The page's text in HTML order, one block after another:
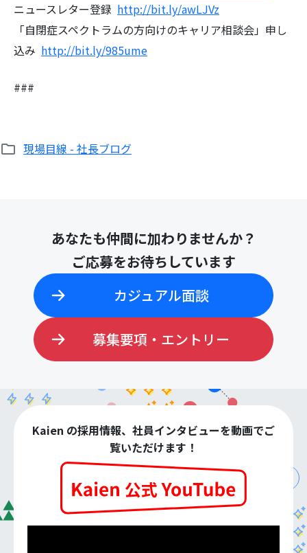
ニュースレター登録 http://bit.ly/awLJVz
「自閉症スペクトラムの方向けのキャリア相談会」申し
込み http://bit.ly/985ume
###
現場目線 - 社長ブログ
あなたも仲間に加わりませんか？
ご応募をお待ちしています
カジュアル面談
募集要項・エントリー
Kaien の採用情報、社員インタビューを動画でご
覧いただけます！